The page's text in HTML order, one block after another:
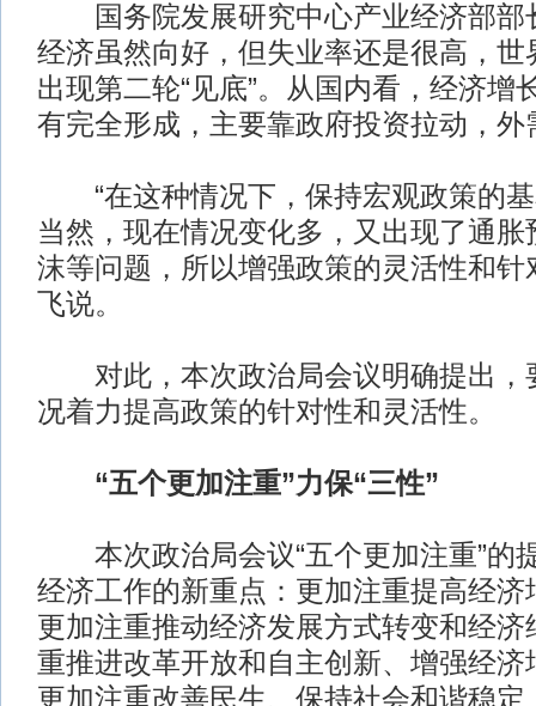
国务院发展研究中心产业经济部部
经济虽然向好，但失业率还是很高，世
出现第二轮“见底”。从国内看，经济增
有完全形成，主要靠政府投资拉动，外
“在这种情况下，保持宏观政策的基
当然，现在情况变化多，又出现了通
沫等问题，所以增强政策的灵活性和针
飞说。
对此，本次政治局会议明确提出，
况着力提高政策的针对性和灵活性。
“五个更加注重”力保“三性”
本次政治局会议“五个更加注重”的
经济工作的新重点：更加注重提高经济
更加注重推动经济发展方式转变和经济
重推进改革开放和自主创新、增强经济
更加注重改善民生、保持社会和谐稳定